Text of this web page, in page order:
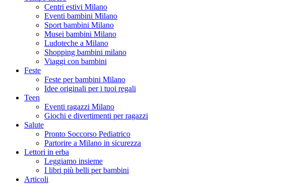
Centri estivi Milano
Eventi bambini Milano
Sport bambini Milano
Musei bambini Milano
Ludoteche a Milano
Shopping bambini milano
Viaggi con bambini
Feste
Feste per bambini Milano
Idee originali per i tuoi regali
Teen
Eventi ragazzi Milano
Giochi e divertimenti per ragazzi
Salute
Pronto Soccorso Pediatrico
Partorire a Milano in sicurezza
Lettori in erba
Leggiamo insieme
I libri più belli per bambini
Articoli